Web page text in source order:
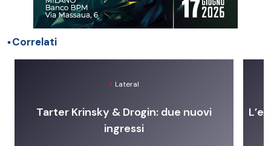
Correlati
Lateral
Tarter Krinsky & Drogin: due nuovi
ingressi